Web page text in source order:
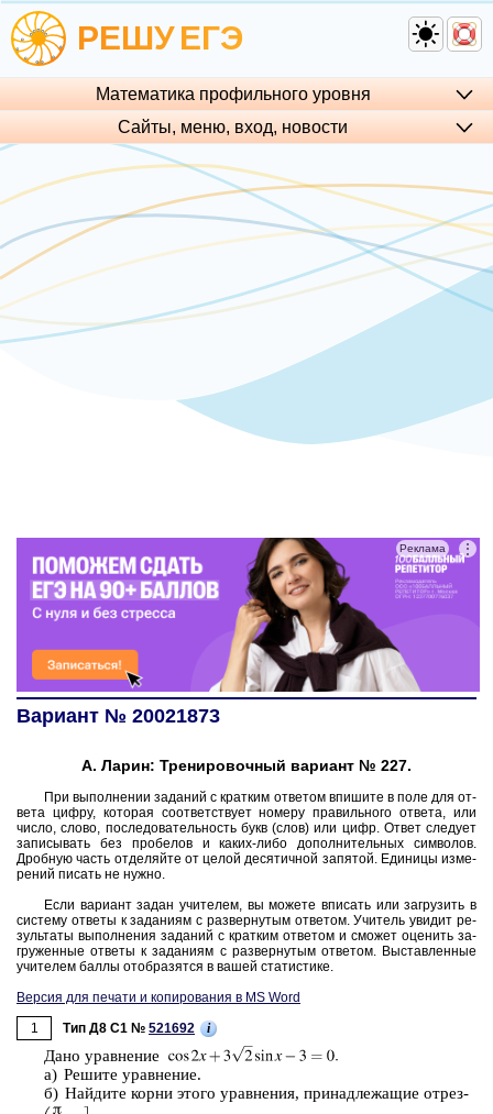
РЕШУЕГЭ
Математика профильного уровня
Сайты, меню, вход, но­во­сти
⋮
Реклама
Вариант № 20021873
А. Ларин: Тренировочный вариант № 227.
При вы­пол­не­нии за­да­ний с крат­ким от­ве­том впи­ши­те в поле для от­
ве­та цифру, ко­то­рая со­от­вет­ству­ет но­ме­ру пра­виль­но­го от­ве­та, или
число, слово, по­сле­до­ва­тель­ность букв (слов) или цифр. Ответ сле­ду­ет
за­пи­сы­вать без про­бе­лов и каких-либо до­пол­ни­тель­ных сим­во­лов.
Дроб­ную часть от­де­ляй­те от целой де­ся­тич­ной за­пя­той. Еди­ни­цы из­ме­
ре­ний пи­сать не нужно.
Если ва­ри­ант задан учи­те­лем, вы мо­же­те впи­сать или за­гру­зить в
си­сте­му от­ве­ты к за­да­ни­ям с раз­вер­ну­тым от­ве­том. Учи­тель уви­дит ре­
зуль­та­ты вы­пол­не­ния за­да­ний с крат­ким от­ве­том и смо­жет оце­нить за­
гру­жен­ные от­ве­ты к за­да­ни­ям с раз­вер­ну­тым от­ве­том. Вы­став­лен­ные
учи­те­лем баллы отоб­ра­зят­ся в вашей ста­ти­сти­ке.
Версия для печати и копирования в MS Word
1
Тип Д8 C1 № 521692 i
Дано урав­не­ние
а) Ре­ши­те урав­не­ние.
б) Най­ди­те корни этого урав­не­ния, при­над­ле­жа­щие от­рез­